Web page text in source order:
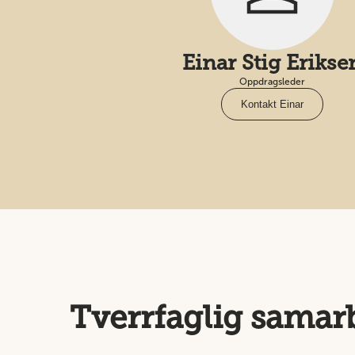
Einar Stig
Oppdragsleder
Kontakt Einar
Tverrfaglig